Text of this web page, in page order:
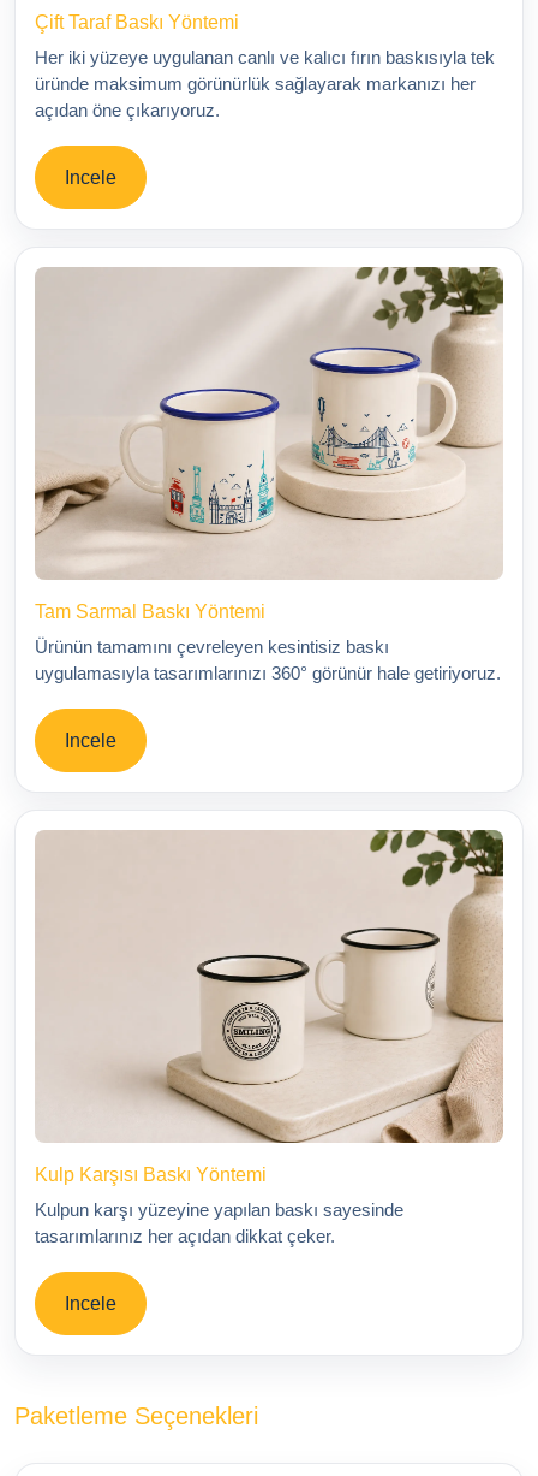
Çift Taraf Baskı Yöntemi
Her iki yüzeye uygulanan canlı ve kalıcı fırın baskısıyla tek
üründe maksimum görünürlük sağlayarak markanızı her
açıdan öne çıkarıyoruz.
Incele
Tam Sarmal Baskı Yöntemi
Ürünün tamamını çevreleyen kesintisiz baskı
uygulamasıyla tasarımlarınızı 360° görünür hale getiriyoruz.
Incele
Kulp Karşısı Baskı Yöntemi
Kulpun karşı yüzeyine yapılan baskı sayesinde
tasarımlarınız her açıdan dikkat çeker.
Incele
Paketleme Seçenekleri